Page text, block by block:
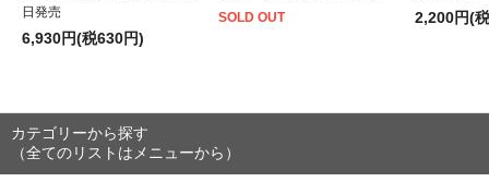
日発売
6,930円(税630円)
SOLD OUT
2,200円(
カテゴリーから探す
（全てのリストはメニューから）